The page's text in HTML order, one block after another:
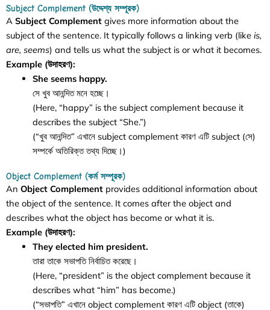
Subject Complement (উদ্দেশ্য সম্পূরক)
A Subject Complement gives more information about the
subject of the sentence. It typically follows a linking verb (like is,
are, seems) and tells us what the subject is or what it becomes.
Example (উদাহরণ):
She seems happy.
সে খুব আনন্দিত মনে হচ্ছে।
(Here, “happy” is the subject complement because it
describes the subject “She.”)
(“খুব আনন্দিত” এখানে subject complement কারণ এটি subject (সে)
সম্পর্কে অতিরিক্ত তথ্য দিচ্ছে।)
Object Complement (কর্ম সম্পূরক)
An Object Complement provides additional information about
the object of the sentence. It comes after the object and
describes what the object has become or what it is.
Example (উদাহরণ):
They elected him president.
তারা তাকে সভাপতি নির্বাচিত করেছে।
(Here, “president” is the object complement because it
describes what “him” has become.)
(“সভাপতি” এখানে object complement কারণ এটি object (তাকে)